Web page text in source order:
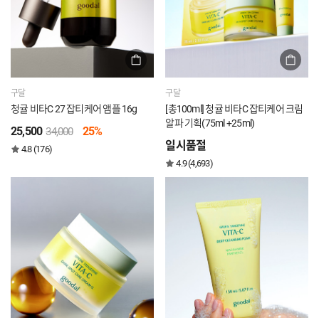
구달
청귤 비타C 27 잡티케어 앰플 16g
25,500 34,000 25%
4.8 (176)
구달
[총100ml] 청귤 비타C 잡티케어 크림
알파 기획(75ml +25ml)
일시품절
4.9 (4,693)